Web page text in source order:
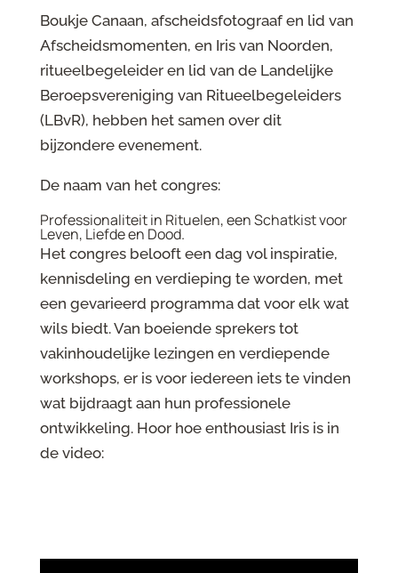
Boukje Canaan, afscheidsfotograaf en lid van
Afscheidsmomenten, en Iris van Noorden,
ritueelbegeleider en lid van de Landelijke
Beroepsvereniging van Ritueelbegeleiders
(LBvR), hebben het samen over dit
bijzondere evenement.
De naam van het congres:
Professionaliteit in Rituelen, een Schatkist voor
Leven, Liefde en Dood.
Het congres belooft een dag vol inspiratie,
kennisdeling en verdieping te worden, met
een gevarieerd programma dat voor elk wat
wils biedt. Van boeiende sprekers tot
vakinhoudelijke lezingen en verdiepende
workshops, er is voor iedereen iets te vinden
wat bijdraagt aan hun professionele
ontwikkeling. Hoor hoe enthousiast Iris is in
de video: